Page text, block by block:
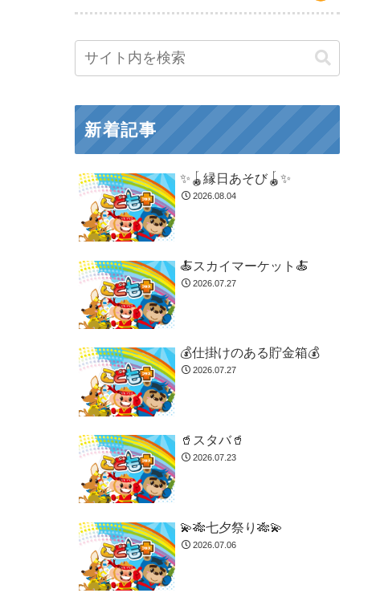
新着記事
✨🪀縁日あそび🪀✨
2026.08.04
🍝スカイマーケット🍝
2026.07.27
💰仕掛けのある貯金箱💰
2026.07.27
🥤スタバ🥤
2026.07.23
💫🎋七夕祭り🎋💫
2026.07.06